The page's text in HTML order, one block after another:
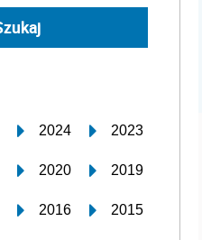
2024 2023
2020 2019
2016 2015